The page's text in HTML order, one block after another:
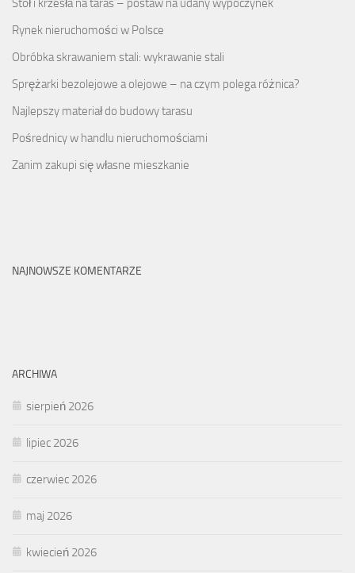
Stół i krzesła na taras – postaw na udany wypoczynek
Rynek nieruchomości w Polsce
Obróbka skrawaniem stali: wykrawanie stali
Sprężarki bezolejowe a olejowe – na czym polega różnica?
Najlepszy materiał do budowy tarasu
Pośrednicy w handlu nieruchomościami
Zanim zakupi się własne mieszkanie
NAJNOWSZE KOMENTARZE
ARCHIWA
sierpień 2026
lipiec 2026
czerwiec 2026
maj 2026
kwiecień 2026